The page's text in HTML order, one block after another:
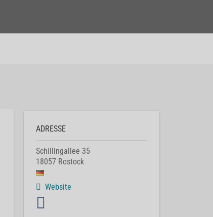
ADRESSE
Schillingallee 35
18057 Rostock
Website